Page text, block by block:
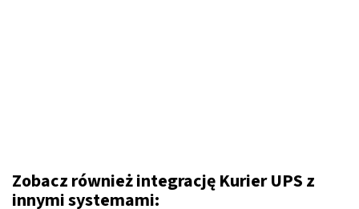
Zobacz również integrację Kurier UPS z
innymi systemami: